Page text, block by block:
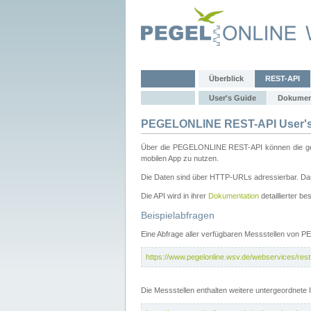
Überblick REST-API
User's Guide
PEGELONLINE REST-API
Über die PEGELONLINE REST-API können die
mobilen App zu nutzen.
Die Daten sind über HTTP-URLs adressierbar.
Die API wird in ihrer Dokumentation detaillierter
Beispielabfragen
Eine Abfrage aller verfügbaren Messstellen von
https://www.pegelonline.wsv.de/webservices/
Die Messstellen enthalten weitere